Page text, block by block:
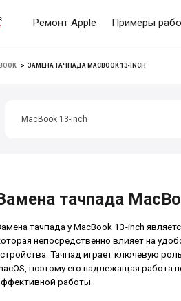
Ремонт Apple Примеры
>ЗАМЕНА ТАЧПАДА MACBOOK 13-INCH
MacBook 13-inch
тачпада
тачпада у MacBook 13-inch
непосредственно влияет на
Тачпад играет ключевую
поэтому его надлежащая работа
работы.